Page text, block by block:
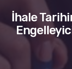
İhale